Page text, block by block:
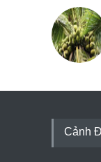
Cảnh